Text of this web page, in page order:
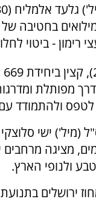
בחטיבה
רימון - ביטוי
מפותלת
ולהתמודד
מציגה מרחבים
ולנופי הארץ.
ירושלים